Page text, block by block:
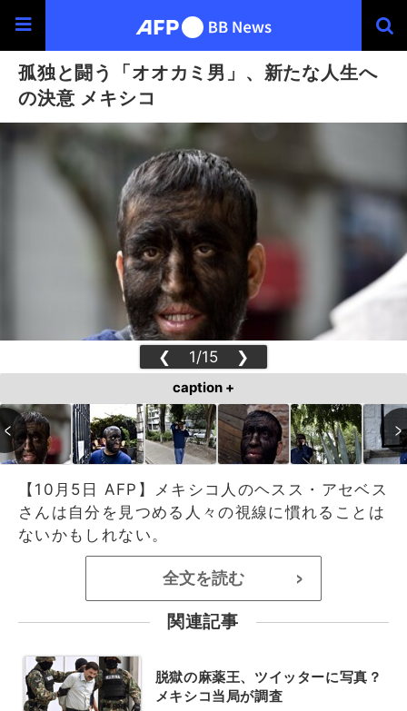
孤独と闘う「オオカミ男」、新たな人生へ
の決意 メキシコ
❮ 1/15 ❯
caption +
【10月5日 AFP】メキシコ人のヘスス・アセベス
さんは自分を見つめる人々の視線に慣れることは
ないかもしれない。
全文を読む >
関連記事
脱獄の麻薬王、ツイッターに写真？
メキシコ当局が調査